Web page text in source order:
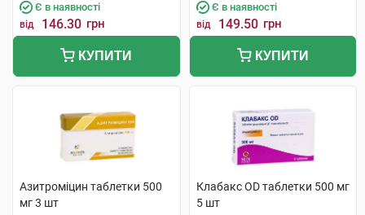
Є в наявності
від 146.30 грн
КУПИТИ
Є в наявності
від 149.50 грн
КУПИТИ
Азитроміцин таблетки 500
мг 3 шт
Клабакс OD таблетки 500 мг
5 шт